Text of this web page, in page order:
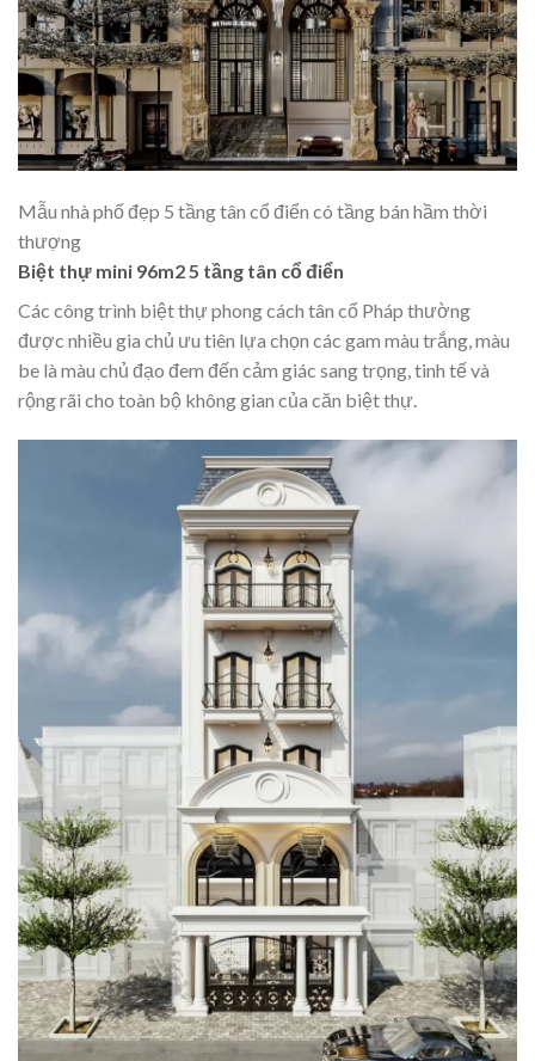
Mẫu nhà phố đẹp 5 tầng tân cổ điển có tầng bán hầm thời
thượng
Biệt thự mini 96m2 5 tầng tân cổ điển
Các công trình biệt thự phong cách tân cổ Pháp thường
được nhiều gia chủ ưu tiên lựa chọn các gam màu trắng, màu
be là màu chủ đạo đem đến cảm giác sang trọng, tinh tế và
rộng rãi cho toàn bộ không gian của căn biệt thự.